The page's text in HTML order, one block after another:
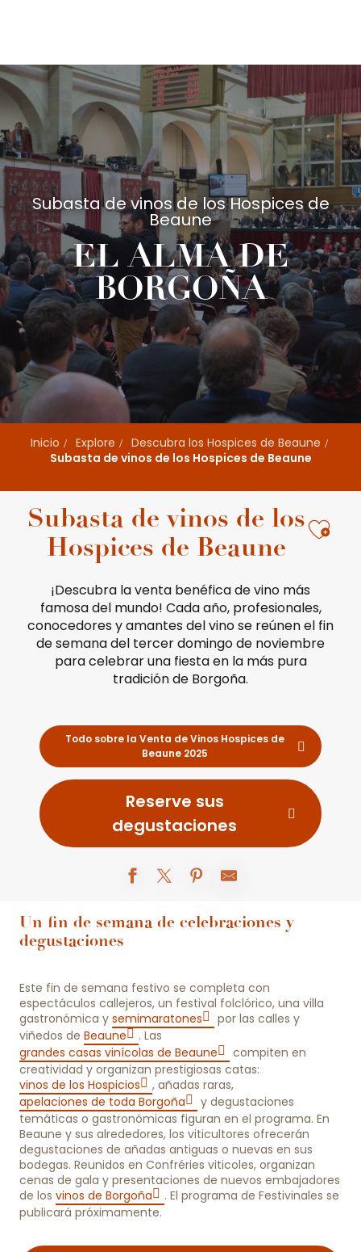
principal
Subasta de vinos de los Hospices de
Beaune
EL ALMA DE
BORGOÑA
Inicio Explore
Descubra los Hospices de Beaune
Subasta de vinos de los Hospices de Beaune
Subasta de vinos de los
Hospices de Beaune
¡Descubra la venta benéfica de vino más
famosa del mundo! Cada año, profesionales,
conocedores y amantes del vino se reúnen el fin
de semana del tercer domingo de noviembre
para celebrar una fiesta en la más pura
tradición de Borgoña.
Todo sobre la Venta de Vinos Hospices de
Beaune 2025
Reserve sus
degustaciones
Un fin de semana de celebraciones y
degustaciones
Este fin de semana festivo se completa con
espectáculos callejeros, un festival folclórico, una villa
gastronómica y semimaratones
por las calles y
viñedos de Beaune
. Las
grandes casas vinícolas de Beaune
compiten en
creatividad y organizan prestigiosas catas:
vinos de los Hospicios
, añadas raras,
apelaciones de toda Borgoña
y degustaciones
temáticas o gastronómicas figuran en el programa. En
Beaune y sus alrededores, los viticultores ofrecerán
degustaciones de añadas antiguas o nuevas en sus
bodegas. Reunidos en Confréries viticoles, organizan
cenas de gala y presentaciones de nuevos embajadores
de los vinos de Borgoña
. El programa de Festivinales se
publicará próximamente.